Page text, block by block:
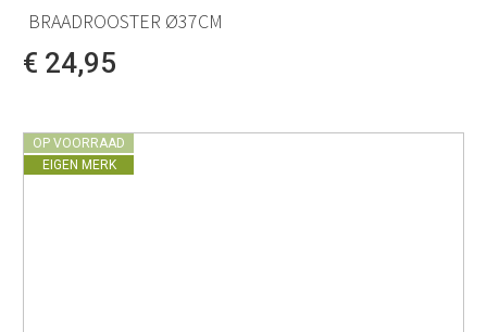
BRAADROOSTER Ø37CM
€ 24,95
OP VOORRAAD
EIGEN MERK